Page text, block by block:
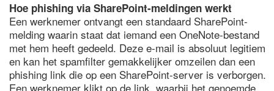
Hoe phishing via SharePoint-meldingen werkt
Een werknemer ontvangt een standaard SharePoint-
melding waarin staat dat iemand een OneNote-bestand
met hem heeft gedeeld. Deze e-mail is absoluut legitiem
en kan het spamfilter gemakkelijker omzeilen dan een
phishing link die op een SharePoint-server is verborgen.
Een werknemer klikt op de link, waarbij het genoemde